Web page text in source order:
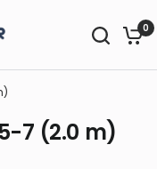
0
7 (2.0 m)